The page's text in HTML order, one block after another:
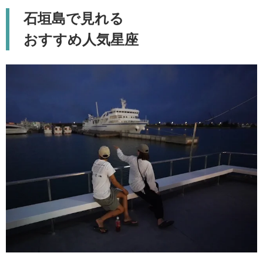
石垣島で見れる
おすすめ人気星座